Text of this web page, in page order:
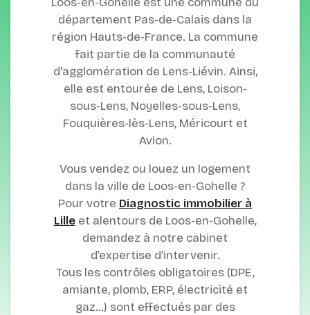
département Pas-de-Calais dans la
région Hauts-de-France. La commune
fait partie de la communauté
d'agglomération de Lens-Liévin. Ainsi,
elle est entourée de Lens, Loison-
sous-Lens, Noyelles-sous-Lens,
Fouquières-lès-Lens, Méricourt et
Avion.
Vous vendez ou louez un logement
dans la ville de Loos-en-Gohelle ?
Pour votre Diagnostic immobilier à
Lilleet alentours de Loos-en-Gohelle,
demandez à notre cabinet
d’expertise d’intervenir.
Tous les contrôles obligatoires (DPE,
amiante, plomb, ERP, électricité et
gaz…) sont effectués par des